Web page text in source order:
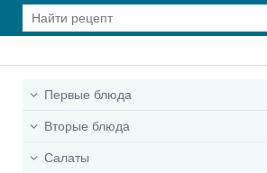
Первые блюда
Вторые блюда
Салаты